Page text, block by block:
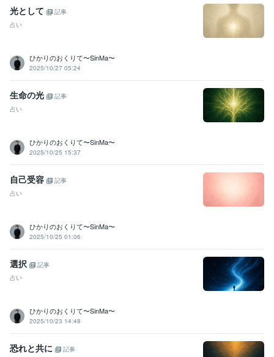
光として
記事
占い
ひかりのおくりて〜SinMa〜
2025/10/27 05:24
生命の光
記事
占い
ひかりのおくりて〜SinMa〜
2025/10/25 15:37
自己受容
記事
占い
ひかりのおくりて〜SinMa〜
2025/10/25 01:06
選択
記事
占い
ひかりのおくりて〜SinMa〜
2025/10/23 14:48
恐れと共に
記事